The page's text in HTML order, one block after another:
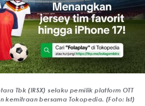
Tbk (IRSX) selaku pemilik platform OTT
kemitraan bersama Tokopedia. (Foto: Ist)